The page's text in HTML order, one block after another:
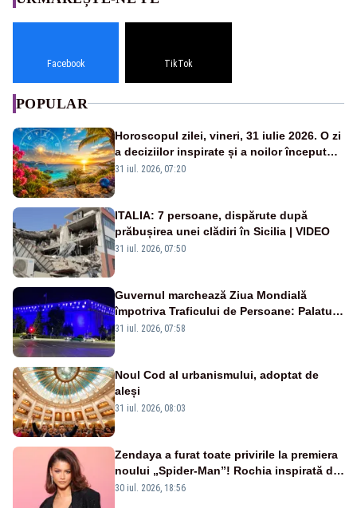
Facebook TikTok
POPULAR
Horoscopul zilei, vineri, 31 iulie 2026. O zi
a deciziilor inspirate și a noilor începuturi.
Vezi zodiile vizate
31 iul. 2026, 07:20
ITALIA: 7 persoane, dispărute după
prăbușirea unei clădiri în Sicilia | VIDEO
31 iul. 2026, 07:50
Guvernul marchează Ziua Mondială
împotriva Traficului de Persoane: Palatul
Victoria, iluminat în albastru
31 iul. 2026, 07:58
Noul Cod al urbanismului, adoptat de
aleși
31 iul. 2026, 08:03
Zendaya a furat toate privirile la premiera
noului „Spider-Man”! Rochia inspirată de
pânza de păianjen a făcut senzație
30 iul. 2026, 18:56